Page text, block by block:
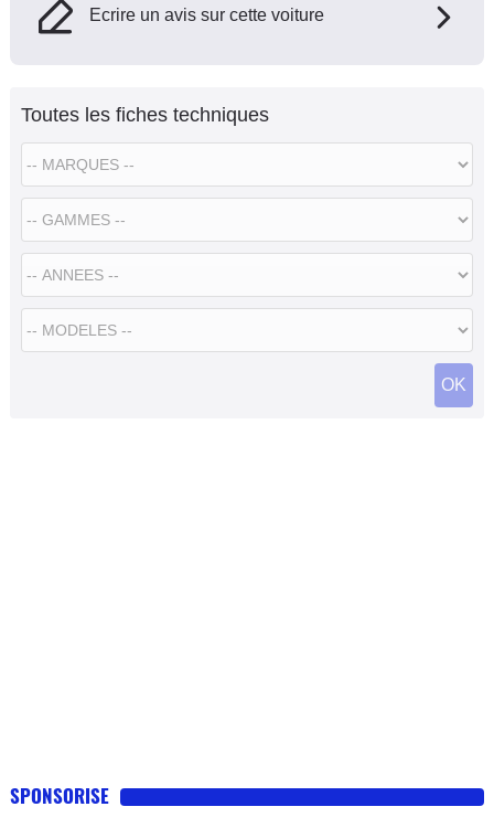
Ecrire un avis sur cette voiture
Toutes les fiches techniques
SPONSORISE